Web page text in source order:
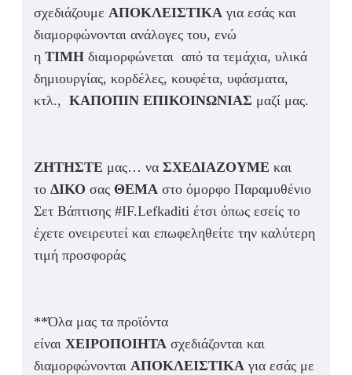
σχεδιάζουμε ΑΠΟΚΛΕΙΣΤΙΚΑ για εσάς και
διαμορφώνονται ανάλογες του, ενώ
η ΤΙΜΗ διαμορφώνεται από τα τεμάχια, υλικά
δημιουργίας, κορδέλες, κουφέτα, υφάσματα,
κτλ., ΚΑΠΟΠΙΝ ΕΠΙΚΟΙΝΩΝΙΑΣ μαζί μας.
ΖΗΤΗΣΤΕ μας… να ΣΧΕΔΙΑΖΟΥΜΕ και
το ΔΙΚΟ σας ΘΕΜΑ στο όμορφο Παραμυθένιο
Σετ Βάπτισης #IF.Lefkaditi έτσι όπως εσείς το
έχετε ονειρευτεί και επωφεληθείτε την καλύτερη
τιμή προσφοράς
**Όλα μας τα προϊόντα
είναι ΧΕΙΡΟΠΟΙΗΤΑ σχεδιάζονται και
διαμορφώνονται ΑΠΟΚΛΕΙΣΤΙΚΑ για εσάς με